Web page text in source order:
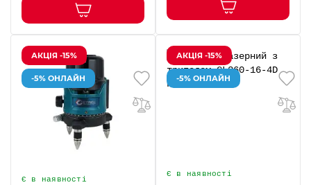
АКЦІЯ -15%
-5% ОНЛАЙН
Є в наявності
АКЦІЯ -15%
-5% ОНЛАЙН
Є в наявності